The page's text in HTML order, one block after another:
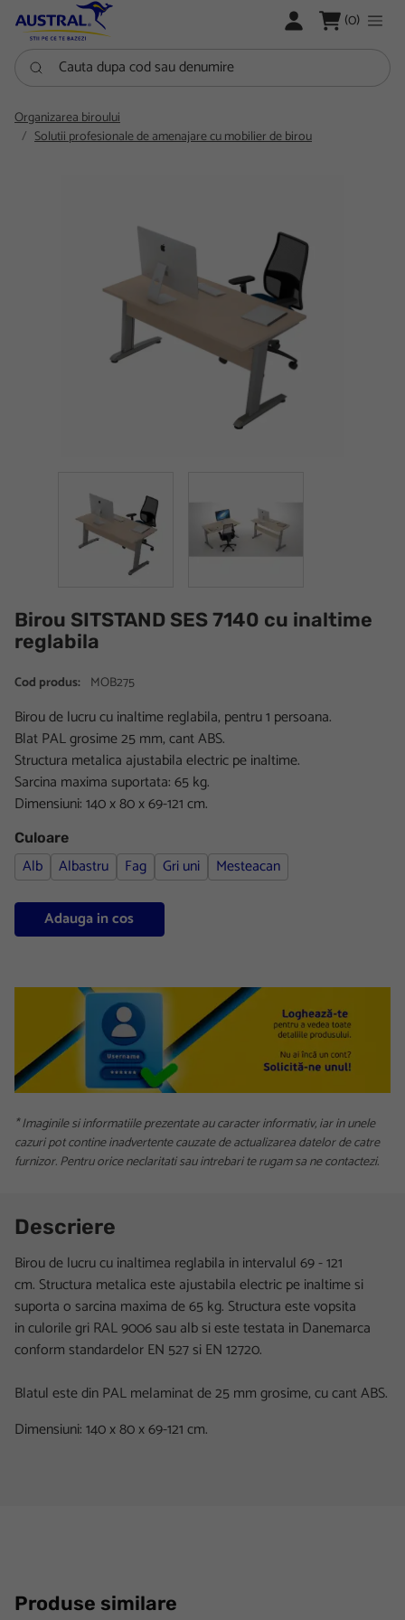
LOGARE (0)
Cauta dupa cod sau denumire
Organizarea biroului
Solutii profesionale de amenajare cu mobilier de birou
Birou SITSTAND SES 7140 cu inaltime
reglabila
Cod produs: MOB275
Birou de lucru cu inaltime reglabila, pentru 1 persoana.
Blat PAL grosime 25 mm, cant ABS.
Structura metalica ajustabila electric pe inaltime.
Sarcina maxima suportata: 65 kg.
Dimensiuni: 140 x 80 x 69-121 cm.
Culoare
Alb Albastru Fag Gri uni Mesteacan
Adauga in cos
* Imaginile si informatiile prezentate au caracter informativ, iar in unele
cazuri pot contine inadvertente cauzate de actualizarea datelor de catre
furnizor. Pentru orice neclaritati sau intrebari te rugam sa ne contactezi.
Descriere
Birou de lucru cu inaltimea reglabila in intervalul 69 - 121
cm. Structura metalica este ajustabila electric pe inaltime si
suporta o sarcina maxima de 65 kg. Structura este vopsita
in culorile gri RAL 9006 sau alb si este testata in Danemarca
conform standardelor EN 527 si EN 12720.
Blatul este din PAL melaminat de 25 mm grosime, cu cant ABS.
Dimensiuni: 140 x 80 x 69-121 cm.
Produse similare